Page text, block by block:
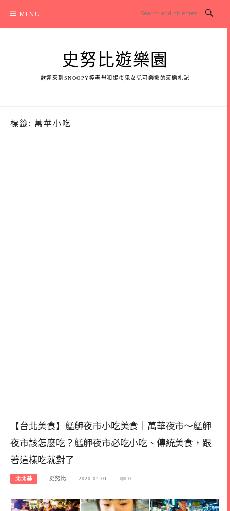
content
MENU
史努比遊樂園
歡迎來到SNOOPY控老母和搗蛋鬼女兒可樂娜的遊樂札記
標籤: 萬華小吃
【台北美食】艋舺夜市小吃美食｜萬華夜市～艋舺
夜市該怎麼吃？艋舺夜市必吃小吃、傳統美食，跟
著這樣吃就對了
北北基 史努比 2020-04-01 0